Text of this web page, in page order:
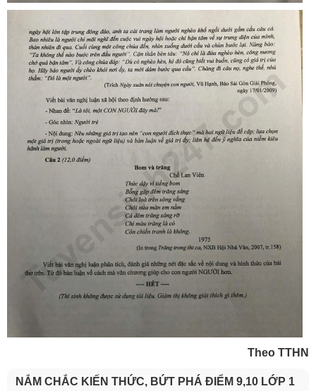
Theo TTHN
NẮM CHẮC KIẾN THỨC, BỨT PHÁ ĐIỂM 9,10 LỚP 1